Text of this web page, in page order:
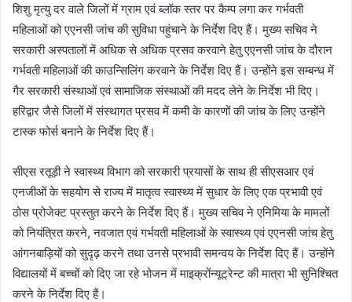
शिशु मृत्यु दर वाले जिलों में ग्राम एवं ब्लॉक स्तर पर कैम्प लगा कर गर्भवती
महिलाओं को एएनसी जांच की सुविधा पहुंचाने के निर्देश दिए हैं। मुख्य सचिव ने
सरकारी अस्पतालों में अधिक से अधिक प्रसव करवाने हेतु एएनसी जांच के दौरान
गर्भवती महिलाओं की काउन्सिलिंग करवाने के निर्देश दिए हैं। उन्होंने इस सम्बन्ध में
गैर सरकारी संस्थाओं एवं सामाजिक संस्थाओं की मदद लेने के निर्देश भी दिए।
हरिद्वार जैसे जिलों में संस्थागत प्रसव में कमी के कारणों की जांच के लिए उन्होंने
टास्क फोर्स बनाने के निर्देश दिए हैं।
सीएस रतूड़ी ने स्वास्थ्य विभाग को सरकारी प्रयासों के साथ ही सीएसआर एवं
एनजीओं के सहयोग से राज्य में मातृत्व स्वास्थ्य में सुधार के लिए एक प्रभावी एवं
ठोस प्रोजेक्ट प्रस्तुत करने के निर्देश दिए हैं। मुख्य सचिव ने एनिमिया के मामलों
को नियंत्रित करने, नवजात एवं गर्भवती महिलाओं के स्वास्थ्य एवं एएनसी जांच हेतु
आंगनबाड़ियों को सुदृढ़ करने तथा उनसे प्रभावी समन्वय के निर्देश दिए हैं। उन्होंने
विद्यालयों में बच्चों को दिए जा रहे भोजन में माइक्रोंन्यूट्रेन्ट की मात्रा भी सुनिश्चित
करने के निर्देश दिए हैं।